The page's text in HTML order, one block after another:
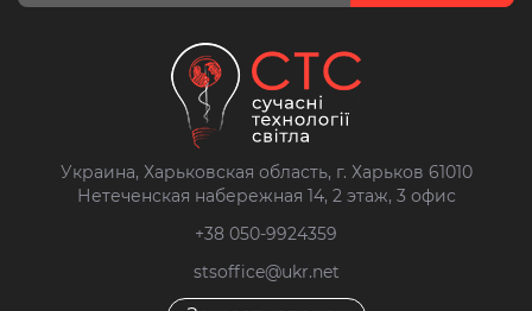
Украина, Харьковская область, г. Харьков 61010
Нетеченская набережная 14, 2 этаж, 3 офис
+38 050-9924359
stsoffice@ukr.net